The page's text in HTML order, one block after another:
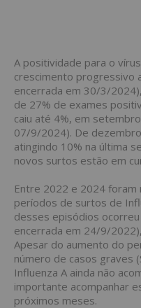
A positividade para o
crescimento progressivo
encerrada em 30/3/
de 27% de exames
caiu até 4%, em
07/9/2024). De
atingindo 10% na última
novos surtos estão em
Entre 2022 e 2024
períodos de surtos de
desses episódios
encerrada em 24/9/
Apesar do aumento do
número de casos graves
Influenza A ainda não
importante acompanhar
próximos meses.